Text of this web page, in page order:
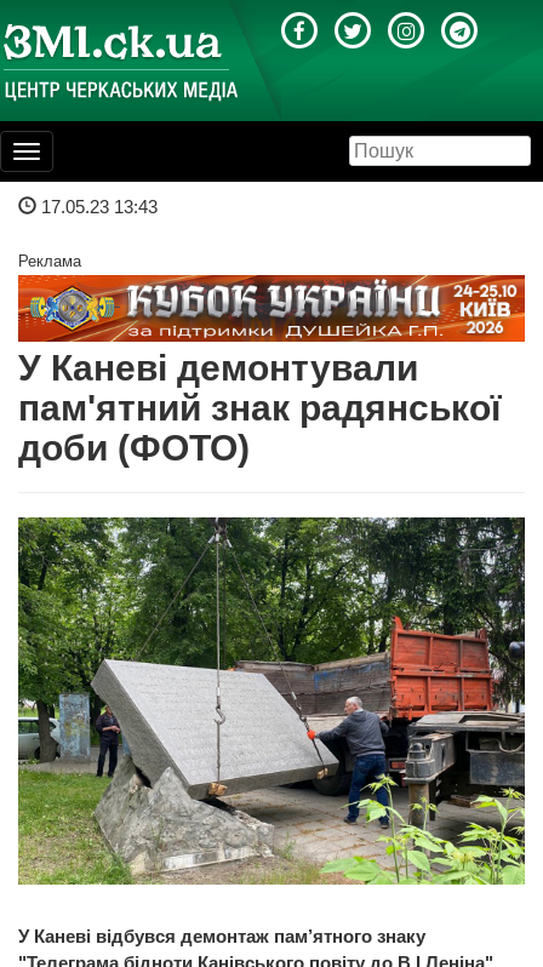
Toggle
navigation
17.05.23 13:43
Реклама
У Каневі демонтували
пам'ятний знак радянської
доби (ФОТО)
У Каневі відбувся демонтаж пам’ятного знаку
"Телеграма бідноти Канівського повіту до В.І.Леніна",